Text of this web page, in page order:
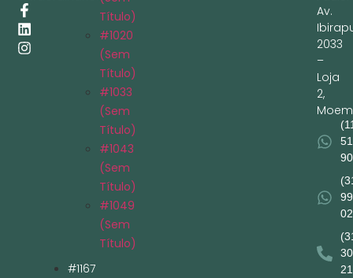
Título)
#1020
(sem
Título)
#1033
(sem
Título)
#1043
(sem
Título)
#1049
(sem
Título)
#1167
Av.
2033
–
Loja
2,